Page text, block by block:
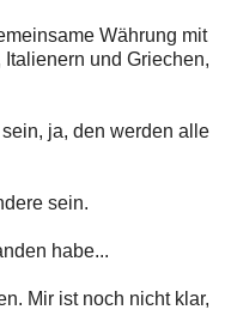
Währung mit
und Griechen,
ja, den werden alle
sein.
habe...
Mir ist noch nicht klar,